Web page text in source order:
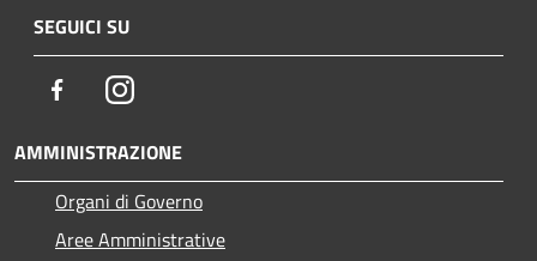
SEGUICI SU
FacebookInstagram
AMMINISTRAZIONE
Organi di Governo
Aree Amministrative